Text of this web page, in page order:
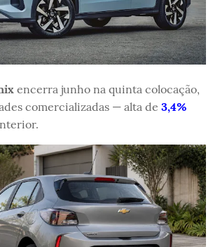
encerra junho na quinta colocação,
comercializadas — alta de 3,4%